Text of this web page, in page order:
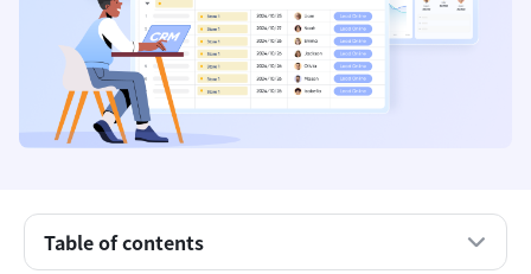
Table of contents
各類別頂尖的CRM工具